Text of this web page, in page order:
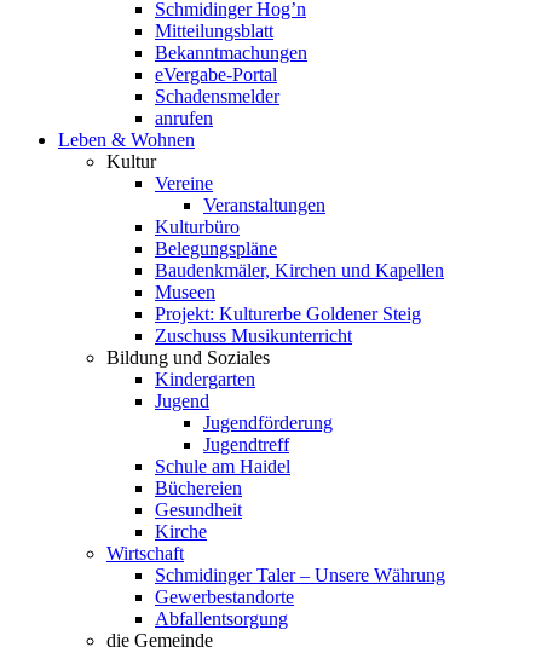
Schmidinger Hog’n
Mitteilungsblatt
Bekanntmachungen
eVergabe-Portal
Schadensmelder
anrufen
Leben & Wohnen
Kultur
Vereine
Veranstaltungen
Kulturbüro
Belegungspläne
Baudenkmäler, Kirchen und Kapellen
Museen
Projekt: Kulturerbe Goldener Steig
Zuschuss Musikunterricht
Bildung und Soziales
Kindergarten
Jugend
Jugendförderung
Jugendtreff
Schule am Haidel
Büchereien
Gesundheit
Kirche
Wirtschaft
Schmidinger Taler – Unsere Währung
Gewerbestandorte
Abfallentsorgung
die Gemeinde